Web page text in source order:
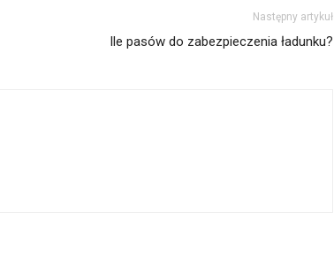
Następny artykuł
Ile pasów do zabezpieczenia ładunku?